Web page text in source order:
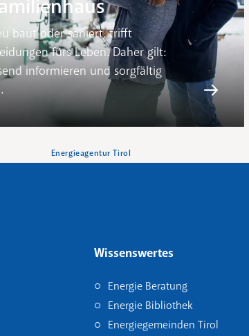
baut oder saniert, trifft
fürs Leben. Daher gilt:
informieren und sorgfältig
Energieagentur Tirol
Wissenswertes
Energie Beratung
Energie Bibliothek
Energiegemeinden Tirol